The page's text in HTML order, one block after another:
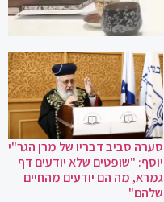
סערה סביב דבריו של מרן הגר"י
יוסף: "שופטים שלא יודעים דף
גמרא, מה הם יודעים מהחיים
שלהם"